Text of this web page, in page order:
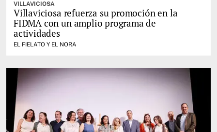
VILLAVICIOSA
Villaviciosa refuerza su promoción en la
FIDMA con un amplio programa de
actividades
EL FIELATO Y EL NORA